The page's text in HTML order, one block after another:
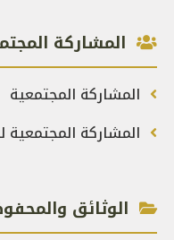
المشاركة
المشاركة المجتمعية
المشاركة
الوثائق